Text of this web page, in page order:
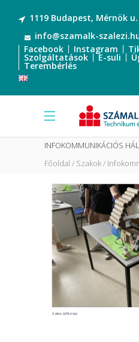
1119 Budapest, Mérnök u.
info@szamalk-
Facebook
Instagram
Szolgáltatások E-suli
Terembérlés
INFOKOMMUNIKÁCIÓS
Főoldal Szakok